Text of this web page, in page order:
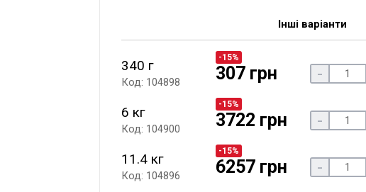
Інші варіанти
340 г
Код: 104898
-15%
307 грн -
6 кг
Код: 104900
-15%
3722 грн -
11.4 кг
Код: 104896
-15%
6257 грн -